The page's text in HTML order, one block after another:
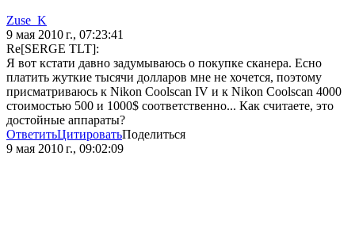
Zuse_K
9 мая 2010 г., 07:23:41
Re[SERGE TLT]:
Я вот кстати давно задумываюсь о покупке сканера. Есно
платить жуткие тысячи долларов мне не хочется, поэтому
присматриваюсь к Nikon Coolscan IV и к Nikon Coolscan 4000
стоимостью 500 и 1000$ соответственно... Как считаете, это
достойные аппараты?
ОтветитьЦитироватьПоделиться
9 мая 2010 г., 09:02:09